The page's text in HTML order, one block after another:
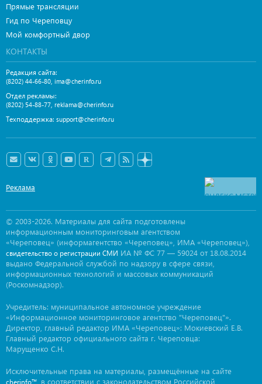
Прямые трансляции
Гид по Череповцу
Мой комфортный двор
КОНТАКТЫ
Редакция сайта:
(8202) 44-66-80 ima@cherinfo.ru
Отдел рекламы:
(8202) 54-88-77 reklama@cherinfo.ru
Техподдержка: support@cherinfo.ru
Реклама
© 2003-2026. Материалы для сайта подготовлены
информационным мониторинговым агентством
«Череповец» (информагентство «Череповец», ИМА «Череповец»),
свидетельство о регистрации СМИ ИА № ФС 77 — 59024 от 18.08.2014
выдано Федеральной службой по надзору в сфере связи,
информационных технологий и массовых коммуникаций
(Роскомнадзор).
Учредитель: муниципальное автономное учреждение
«Информационное мониторинговое агентство "Череповец"».
Директор, главный редактор ИМА «Череповец»: Мокиевский Е.В.
Главный редактор официального сайта г. Череповца:
Марущенко С.Н.
Исключительные права на материалы, размещённые на сайте
cherinfo™ , в соответствии с законодательством Российской